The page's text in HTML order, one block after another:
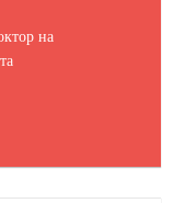
на